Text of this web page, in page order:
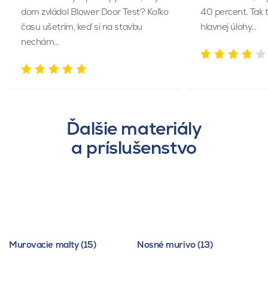
dom zvládol Blower Door Test? Koľko
času ušetrím, keď si na stavbu
nechám…
40 percent. Tak
hlavnej úlohy…
Ďalšie materiály
a príslušenstvo
Murovacie malty (15) Nosné murivo (13)